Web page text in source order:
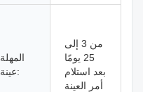
المهلة
عينة:
من 3 إلى
25 يومًا
بعد استلام
أمر العينة